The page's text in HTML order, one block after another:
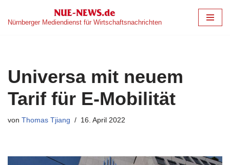
Zum
Nürnberger Mediendienst für Wirtschaftsnachrichten
Universa mit neuem
Tarif für E-Mobilität
von Thomas Tjiang 16. April 2022